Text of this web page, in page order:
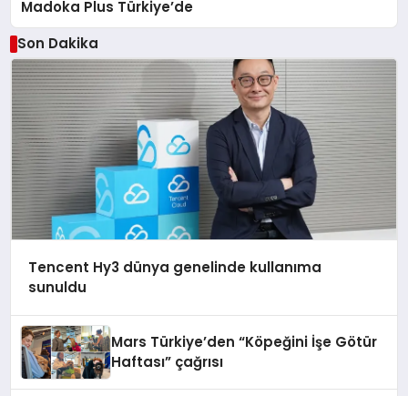
Madoka Plus Türkiye’de
Son Dakika
Tencent Hy3 dünya genelinde kullanıma
sunuldu
Mars Türkiye’den “Köpeğini İşe Götür
Haftası” çağrısı